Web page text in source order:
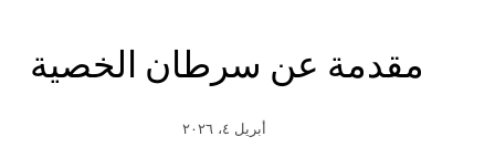
مقدمة عن سرطان الخصية
أبريل ٤، ٢٠٢٦